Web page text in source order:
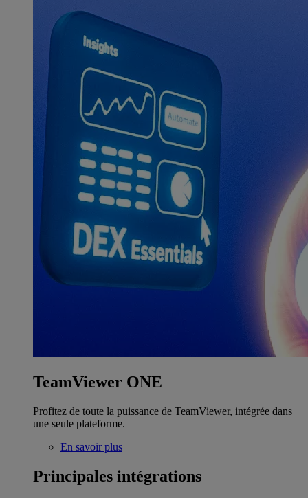
TeamViewer ONE
Profitez de toute la puissance de TeamViewer, intégrée dans
une seule plateforme.
En savoir plus
Principales intégrations